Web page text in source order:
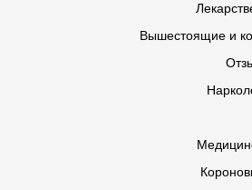
Вышестоящие и